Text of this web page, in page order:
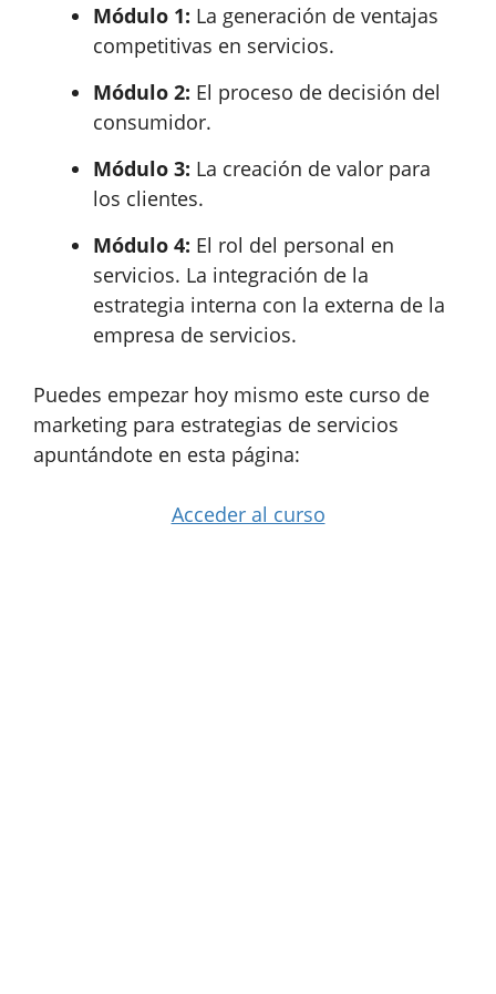
Módulo 1: La generación de ventajas
competitivas en servicios.
Módulo 2: El proceso de decisión del
consumidor.
Módulo 3: La creación de valor para
los clientes.
Módulo 4: El rol del personal en
servicios. La integración de la
estrategia interna con la externa de la
empresa de servicios.
Puedes empezar hoy mismo este curso de
marketing para estrategias de servicios
apuntándote en esta página:
Acceder al curso